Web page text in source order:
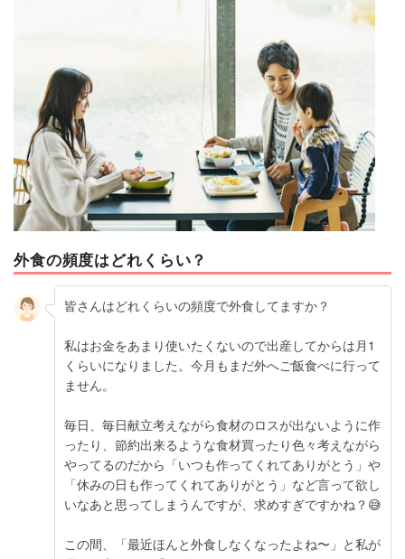
外食の頻度はどれくらい？
皆さんはどれくらいの頻度で外食してますか？
私はお金をあまり使いたくないので出産してからは月1
くらいになりました。今月もまだ外へご飯食べに行って
ません。
毎日、毎日献立考えながら食材のロスが出ないように作
ったり、節約出来るような食材買ったり色々考えながら
やってるのだから「いつも作ってくれてありがとう」や
「休みの日も作ってくれてありがとう」など言って欲し
いなあと思ってしまうんですが、求めすぎですかね？😅
この間、「最近ほんと外食しなくなったよね〜」と私が